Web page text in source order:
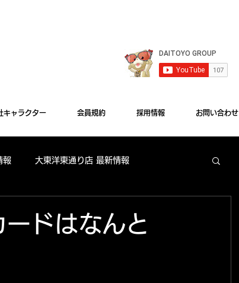
キャラクター 会員規約 採用情報 お問い合わせ
報 大東洋東通り店 最新情報
ドはなんと